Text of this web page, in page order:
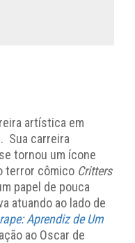
artística em
Sua carreira
tornou um ícone
terror cômico Critters
papel de pouca
atuando ao lado de
Aprendiz de Um
ao Oscar de